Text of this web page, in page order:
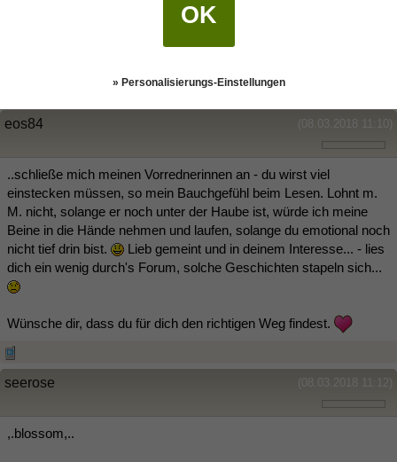
Sorry, es geht nicht um Geduld, es geht um Deinen Stolz, dass so
(08.03.2018 11:10)
eos84
..schließe mich meinen Vorrednerinnen an - du wirst viel
einstecken müssen, so mein Bauchgefühl beim Lesen. Lohnt m.
M. nicht, solange er noch unter der Haube ist, würde ich meine
Beine in die Hände nehmen und laufen, solange du emotional noch
nicht tief drin bist.
Lieb gemeint und in deinem Interesse... - lies
dich ein wenig durch's Forum, solche Geschichten stapeln sich...
Wünsche dir, dass du für dich den richtigen Weg findest.
(08.03.2018 11:12)
seerose
,.blossom,..
OK
» Personalisierungs-Einstellungen